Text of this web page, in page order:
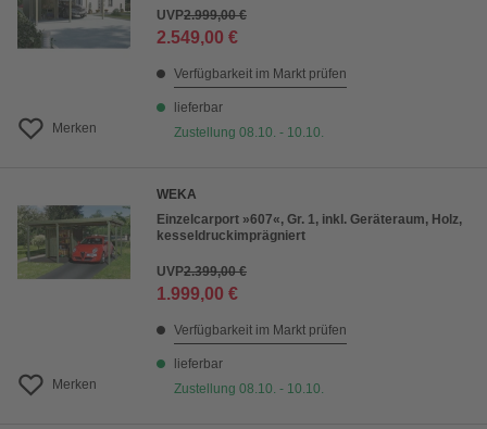
Merken
UVP2.999,00 €
2.549,00 €
Verfügbarkeit im Markt prüfen
lieferbar
Zustellung 08.10. - 10.10.
Merken
WEKA
Einzelcarport »607«, Gr. 1, inkl. Geräteraum, Holz,
kesseldruckimprägniert
UVP2.399,00 €
1.999,00 €
Verfügbarkeit im Markt prüfen
lieferbar
Zustellung 08.10. - 10.10.